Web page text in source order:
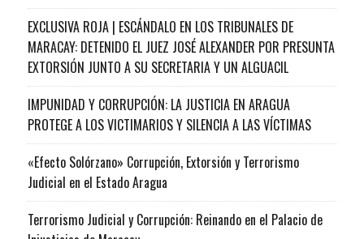
EXCLUSIVA ROJA | ESCÁNDALO EN LOS TRIBUNALES DE
MARACAY: DETENIDO EL JUEZ JOSÉ ALEXANDER POR PRESUNTA
EXTORSIÓN JUNTO A SU SECRETARIA Y UN ALGUACIL
IMPUNIDAD Y CORRUPCIÓN: LA JUSTICIA EN ARAGUA
PROTEGE A LOS VICTIMARIOS Y SILENCIA A LAS VÍCTIMAS
«Efecto Solórzano» Corrupción, Extorsión y Terrorismo
Judicial en el Estado Aragua
Terrorismo Judicial y Corrupción: Reinando en el Palacio de